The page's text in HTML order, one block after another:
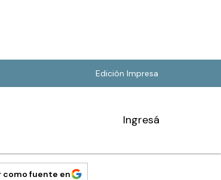
Edición Impresa
Ingresá
como fuente en